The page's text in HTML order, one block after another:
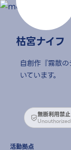
枯宮ナイフ
自創作『霧散
いています。
無断利用禁止
活動拠点